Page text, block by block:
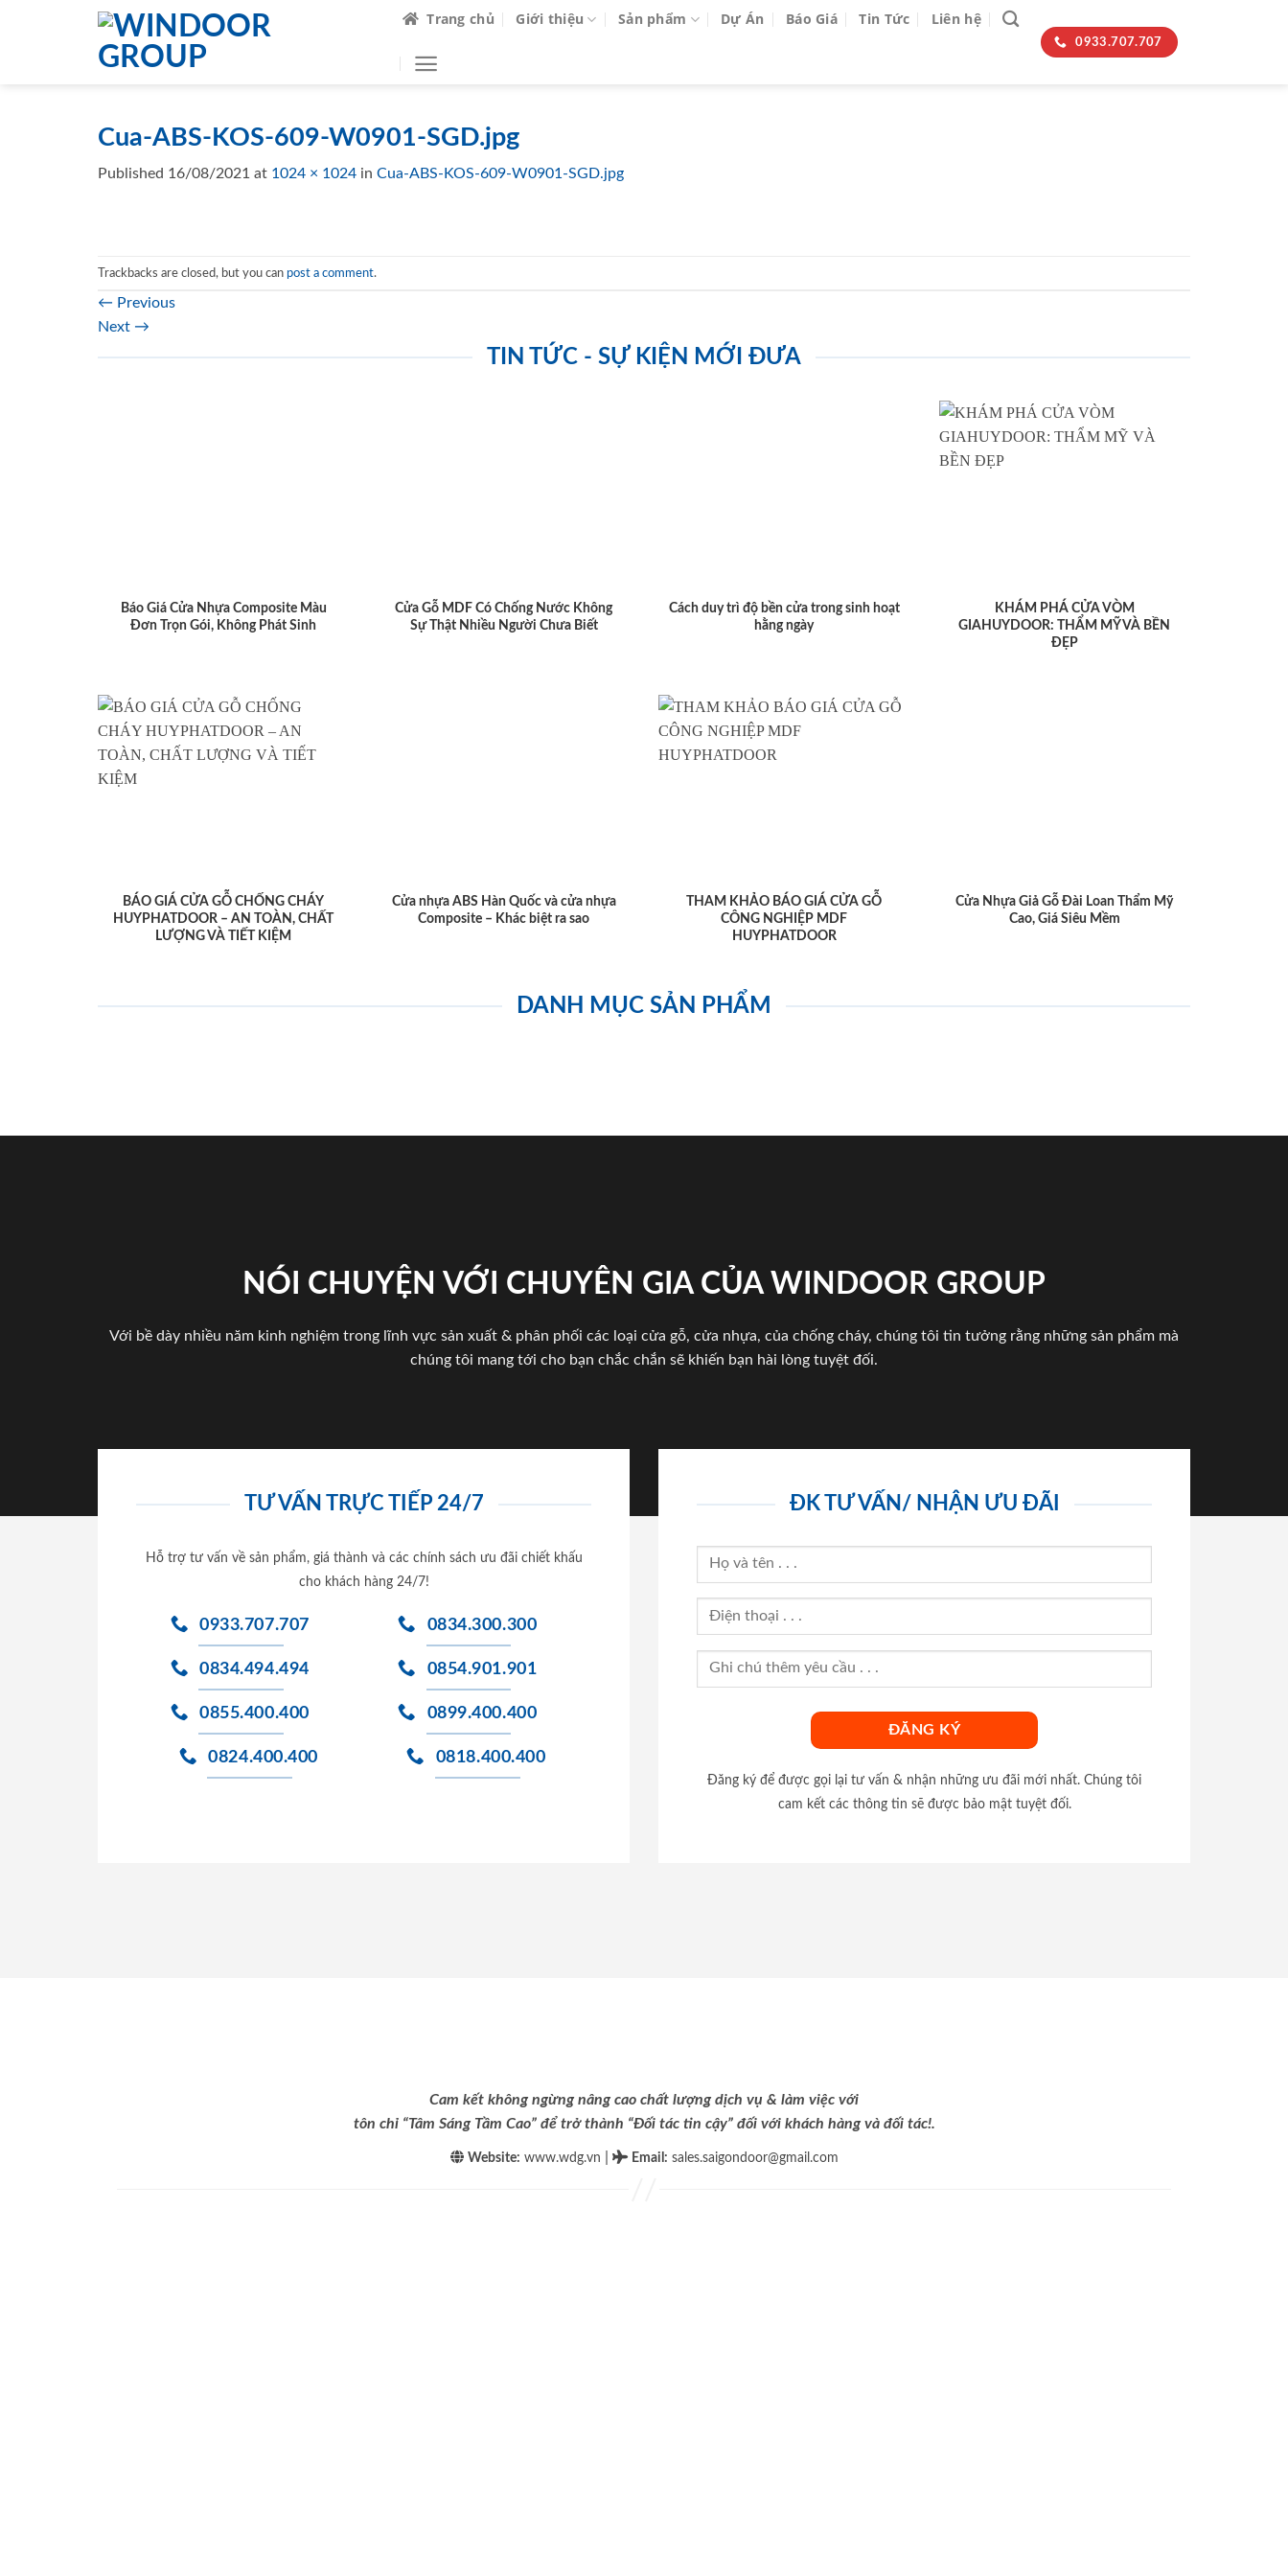
Trang chủ Giới thiệu Sản phẩm Dự Án Báo Giá Tin Tức Liên hệ
0933.707.707
Cua-ABS-KOS-609-W0901-SGD.jpg
Published 16/08/2021 at 1024 × 1024 in Cua-ABS-KOS-609-W0901-SGD.jpg
Trackbacks are closed, but you can post a comment.
← Previous
Next →
TIN TỨC - SỰ KIỆN MỚI ĐƯA
Báo Giá Cửa Nhựa Composite Màu
Đơn Trọn Gói, Không Phát Sinh
Cửa Gỗ MDF Có Chống Nước Không
Sự Thật Nhiều Người Chưa Biết
Cách duy trì độ bền cửa trong sinh hoạt
hằng ngày
KHÁM PHÁ CỬA VÒM
GIAHUYDOOR: THẨM MỸ VÀ BỀN
ĐẸP
BÁO GIÁ CỬA GỖ CHỐNG CHÁY
HUYPHATDOOR – AN TOÀN, CHẤT
LƯỢNG VÀ TIẾT KIỆM
Cửa nhựa ABS Hàn Quốc và cửa nhựa
Composite – Khác biệt ra sao
THAM KHẢO BÁO GIÁ CỬA GỖ
CÔNG NGHIỆP MDF
HUYPHATDOOR
Cửa Nhựa Giả Gỗ Đài Loan Thẩm Mỹ
Cao, Giá Siêu Mềm
DANH MỤC SẢN PHẨM
NÓI CHUYỆN VỚI CHUYÊN GIA CỦA WINDOOR GROUP
Với bề dày nhiều năm kinh nghiệm trong lĩnh vực sản xuất & phân phối các loại cửa gỗ, cửa nhựa, của chống cháy, chúng tôi tin tưởng rằng những sản phẩm mà
chúng tôi mang tới cho bạn chắc chắn sẽ khiến bạn hài lòng tuyệt đối.
TƯ VẤN TRỰC TIẾP 24/7
Hỗ trợ tư vấn về sản phẩm, giá thành và các chính sách ưu đãi chiết khấu
cho khách hàng 24/7!
0933.707.707
0834.494.494
0855.400.400
0824.400.400
0834.300.300
0854.901.901
0899.400.400
0818.400.400
ĐK TƯ VẤN/ NHẬN ƯU ĐÃI
Đăng ký để được gọi lại tư vấn & nhận những ưu đãi mới nhất. Chúng tôi
cam kết các thông tin sẽ được bảo mật tuyệt đối.
Cam kết không ngừng nâng cao chất lượng dịch vụ & làm việc với
tôn chỉ “Tâm Sáng Tầm Cao” để trở thành “Đối tác tin cậy” đối với khách hàng và đối tác!.
Website: www.wdg.vn Email : sales.saigondoor@gmail.com